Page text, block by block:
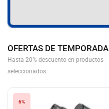
OFERTAS DE TEMPORADA
Hasta 20% descuento en productos
seleccionados.
6%